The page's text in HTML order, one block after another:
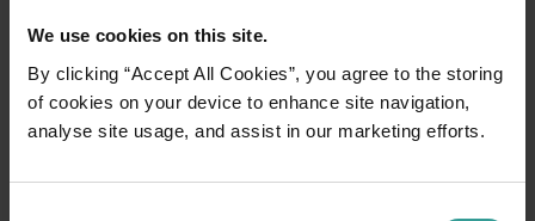
We use cookies on this site.
By clicking “Accept All Cookies”, you agree to the storing
of cookies on your device to enhance site navigation,
analyse site usage, and assist in our marketing efforts.
01/03